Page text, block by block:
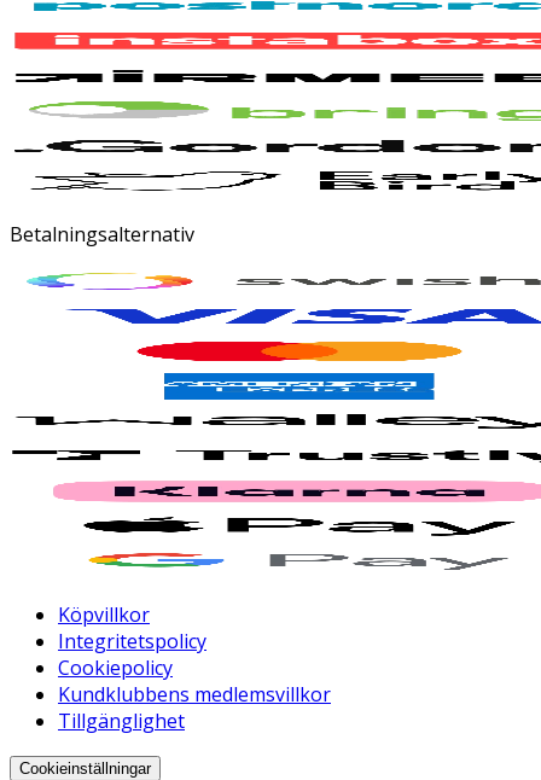
Betalningsalternativ
Köpvillkor
Integritetspolicy
Cookiepolicy
Kundklubbens medlemsvillkor
Tillgänglighet
Cookieinställningar